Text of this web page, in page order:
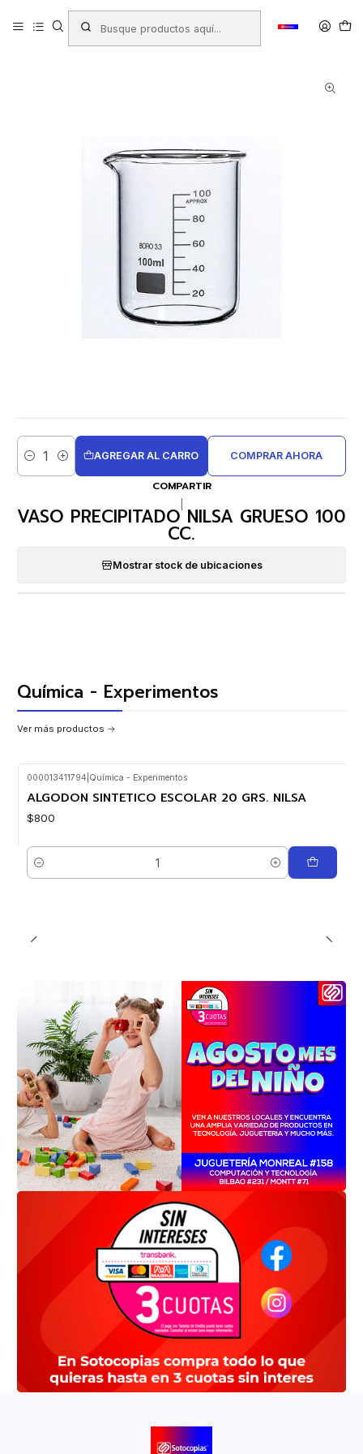
Productos LIBRERIA Escolar Química - Experimentos
VASO PRECIPITADO NILSA GRUESO 100 CC.
Cantidad
AGREGAR AL CARRO COMPRAR AHORA
COMPARTIR
VASO PRECIPITADO NILSA GRUESO 100
CC.
Mostrar stock de ubicaciones
Química - Experimentos
Ver más productos
000013411794 Química - Experimentos
ALGODON SINTETICO ESCOLAR 20 GRS. NILSA
$800
Cantidad